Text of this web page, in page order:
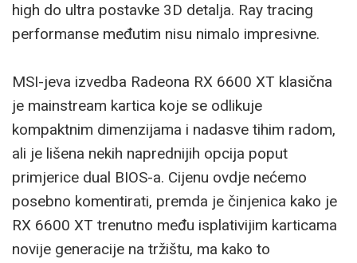
high do ultra postavke 3D detalja. Ray tracing
performanse međutim nisu nimalo impresivne.
MSI-jeva izvedba Radeona RX 6600 XT klasična
je mainstream kartica koje se odlikuje
kompaktnim dimenzijama i nadasve tihim radom,
ali je lišena nekih naprednijih opcija poput
primjerice dual BIOS-a. Cijenu ovdje nećemo
posebno komentirati, premda je činjenica kako je
RX 6600 XT trenutno među isplativijim karticama
novije generacije na tržištu, ma kako to